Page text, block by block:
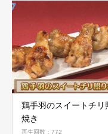
鶏手羽のスイートチリ
焼き
再生回数：772